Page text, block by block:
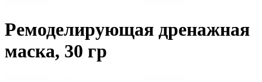
Ремоделирующая дренажная
маска, 30 гр